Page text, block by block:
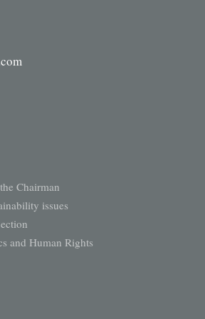
Chairman
issues
and Human Rights